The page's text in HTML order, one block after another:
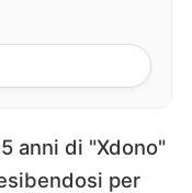
anni di "Xdono"
per